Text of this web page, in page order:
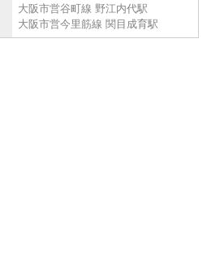
大阪市営谷町線 野江内代駅
大阪市営今里筋線 関目成育駅